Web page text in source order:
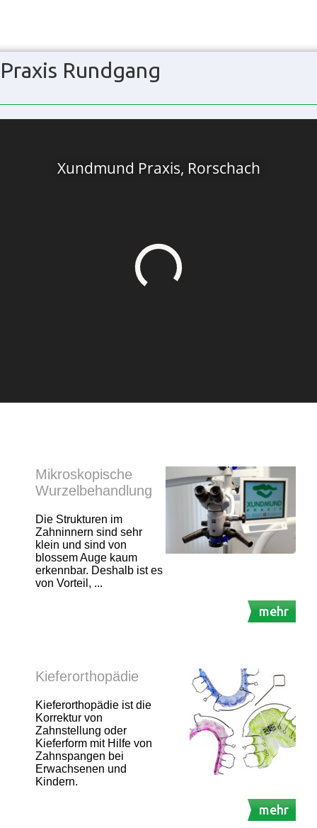
Praxis Rundgang
Mikroskopische
Wurzelbehandlung
Die Strukturen im
Zahninnern sind sehr
klein und sind von
blossem Auge kaum
erkennbar. Deshalb ist es
von Vorteil, ...
mehr
Kieferorthopädie
Kieferorthopädie ist die
Korrektur von
Zahnstellung oder
Kieferform mit Hilfe von
Zahnspangen bei
Erwachsenen und
Kindern.
mehr